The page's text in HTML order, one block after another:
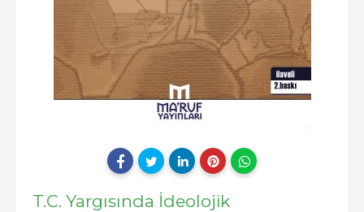
T.C. Yargısında İdeolojik